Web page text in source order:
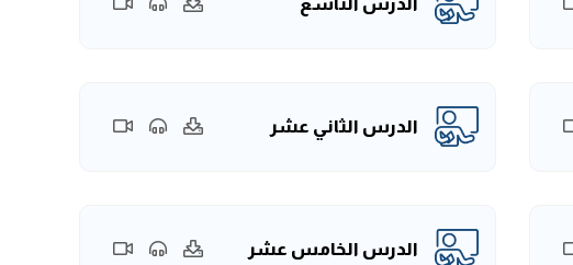
الدرس الثاني عشر
الدرس الخامس عشر